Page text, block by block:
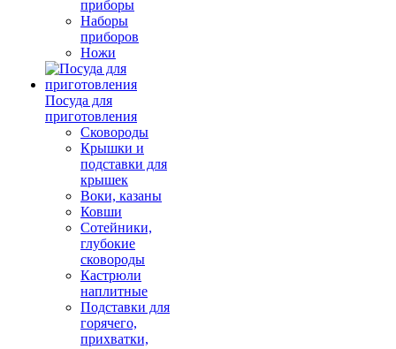
приборы
Наборы
приборов
Ножи
Посуда для
приготовления
Сковороды
Крышки и
подставки для
крышек
Воки, казаны
Ковши
Сотейники,
глубокие
сковороды
Кастрюли
наплитные
Подставки для
горячего,
прихватки,